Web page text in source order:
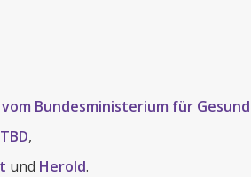
Bundesministerium für
,
und Herold.